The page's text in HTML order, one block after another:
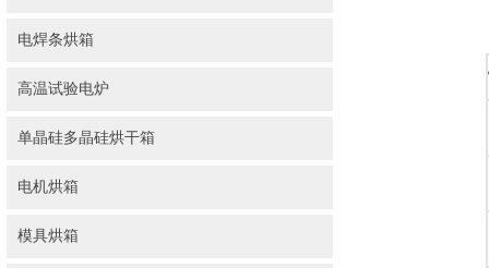
电焊条烘箱
高温试验电炉
单晶硅多晶硅烘干箱
电机烘箱
模具烘箱